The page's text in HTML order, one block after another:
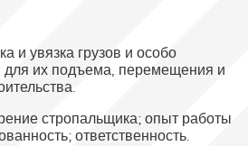
и увязка грузов и особо
для их подъема, перемещения и
стропальщика; опыт работы
ответственность.